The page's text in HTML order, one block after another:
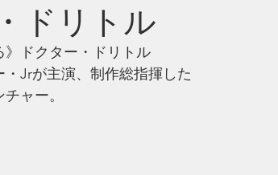
ドリトル
》ドクター・ドリトル
Jrが主演、制作総指揮した
ャー。